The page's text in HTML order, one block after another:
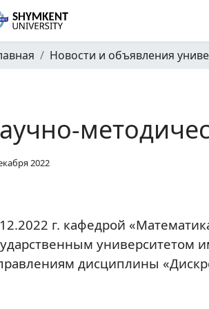
Новости и объявления
2022
г. кафедрой
дисциплины